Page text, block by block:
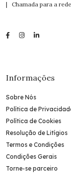
| Chamada para a
Informações
Sobre Nós
Política de
Política de Cookies
Resolução de Litígios
Termos e Condições
Condições Gerais
Torne-se parceiro